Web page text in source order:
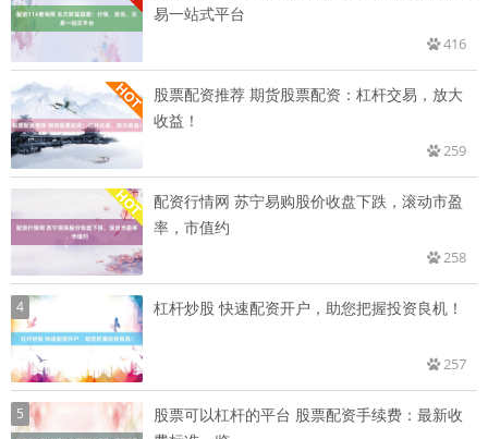
易一站式平台
416
股票配资推荐 期货股票配资：杠杆交易，放大
收益！
259
配资行情网 苏宁易购股价收盘下跌，滚动市盈
率，市值约
258
4 杠杆炒股 快速配资开户，助您把握投资良机！
257
5
股票可以杠杆的平台 股票配资手续费：最新收